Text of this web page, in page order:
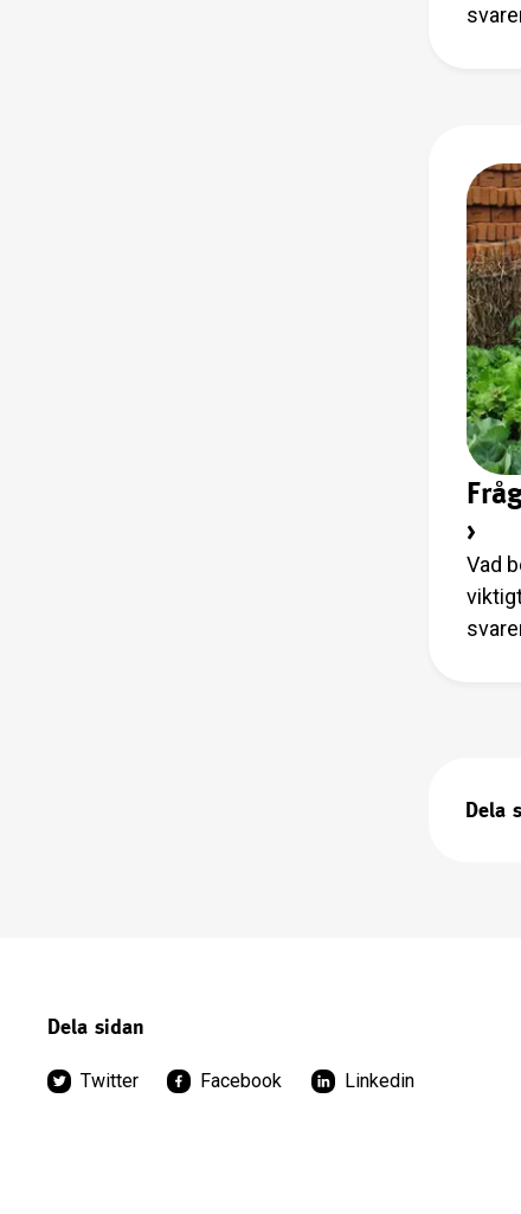
›
Vad
Dela
Dela sidan
Twitter Facebook Linkedin